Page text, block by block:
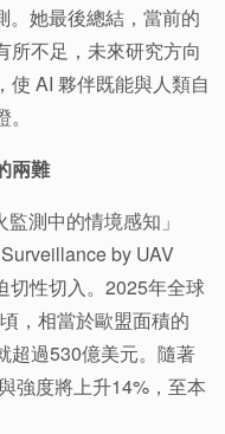
。她最後總結，當前的
所不足，未來研究方向
使 AI 夥伴既能與人類自
兩難
測中的情境感知」
by UAV
切性切入。2025年全球
，相當於歐盟面積的
超過530億美元。隨著
強度將上升14%，至本